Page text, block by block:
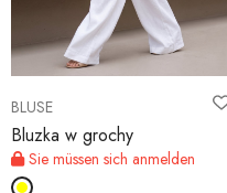
BLUSE
Bluzka w grochy
Sie müssen sich anmelden